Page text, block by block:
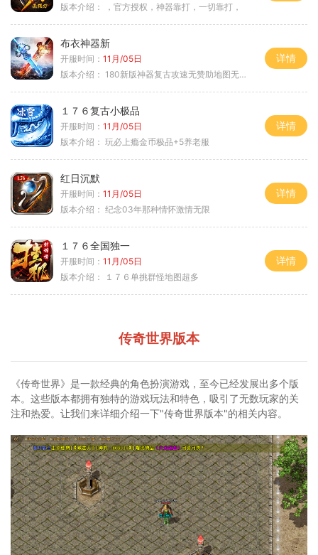
版本介绍：
，官方授权，神器靠打，一切靠打，
布衣神器新
开服时间： 11月/05日
版本介绍： 180新版神器复古攻速无赞助地图无排行
详情
１７６复古小极品
开服时间： 11月/05日
版本介绍： 玩必上瘾金币极品+5养老服
详情
红日沉默
开服时间： 11月/05日
版本介绍： 纪念03年那种情怀激情无限
详情
１７６全国独一
开服时间： 11月/05日
版本介绍：
１７６单挑群怪地图超多
详情
传奇世界版本
《传奇世界》是一款经典的角色扮演游戏，至今已经发展出多个版
本。这些版本都拥有独特的游戏玩法和特色，吸引了无数玩家的关
注和热爱。让我们来详细介绍一下"传奇世界版本"的相关内容。